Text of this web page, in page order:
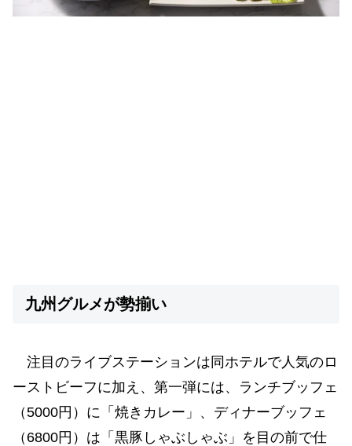
九州グルメが勢揃い
注目のライブステーションは同ホテルで人気のロ
ーストビーフに加え、第一弾には、ランチブッフェ
（5000円）に「焼きカレー」、ディナーブッフェ
（6800円）は「黒豚しゃぶしゃぶ」を目の前で仕